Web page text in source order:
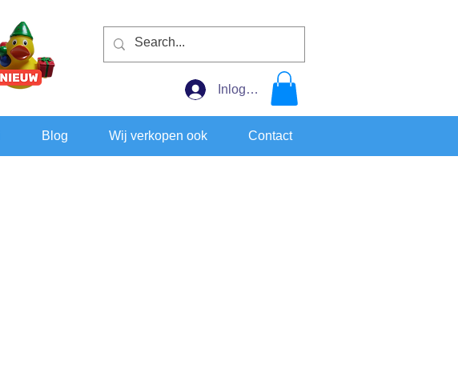
Inloggen
Blog Wij verkopen ook Contact